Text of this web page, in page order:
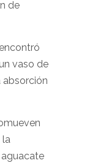
de
vaso de
la